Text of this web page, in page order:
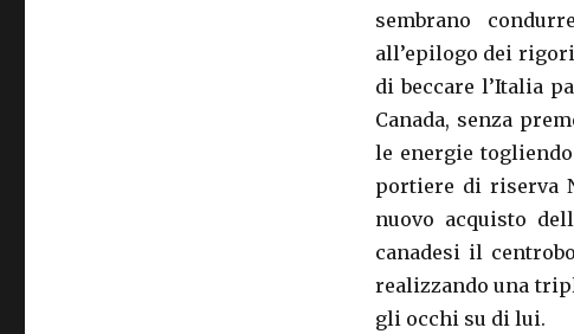
sembrano
all’epilogo dei
di beccare l’Italia
Canada, senza
le energie
portiere di riserva
nuovo acquisto
canadesi il
realizzando una
gli occhi su di lui.